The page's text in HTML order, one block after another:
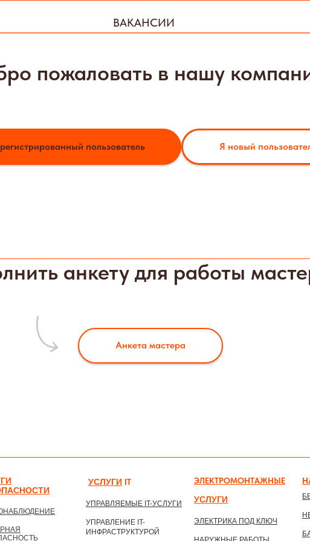
ВАКАНСИИ
пожаловать в нашу
пользователь Я новый
анкету для работы
Анкета мастера
IТ
УСЛУГИ
УПРАВЛЯЕМЫЕ IT-УСЛУГИ
УПРАВЛЕНИЕ IT-
ИНФРАСТРУКТУРОЙ
ЭЛЕКТРОМОНТАЖНЫЕ
УСЛУГИ
ЭЛЕКТРИКА ПОД КЛЮЧ